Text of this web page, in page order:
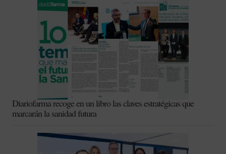
Diariofarma recoge en un libro las claves estratégicas que
marcarán la sanidad futura